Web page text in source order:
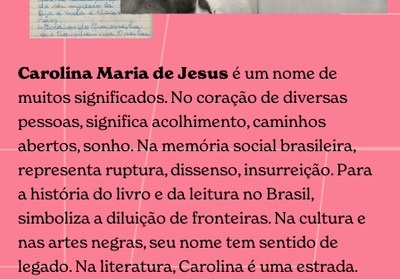
Carolina Maria de Jesusé um nome de
muitos significados. No coração de diversas
pessoas, significa acolhimento, caminhos
abertos, sonho. Na memória social brasileira,
representa ruptura, dissenso, insurreição. Para
a história do livro e da leitura no Brasil,
simboliza a diluição de fronteiras. Na cultura e
nas artes negras, seu nome tem sentido de
legado. Na literatura, Carolina é uma estrada.